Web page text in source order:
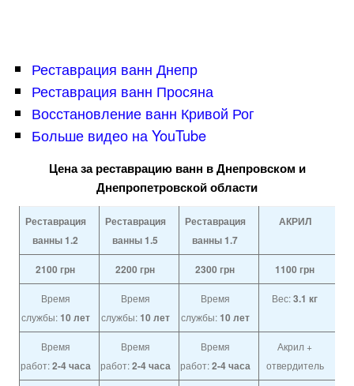
Реставрация ванн Днепр
Реставрация ванн Просяна
Восстановление ванн Кривой Рог
Больше видео на YouTube
Цена за реставрацию ванн в Днепровском и
Днепропетровской области
Реставрация
ванны 1.2
Реставрация
ванны 1.5
Реставрация
ванны 1.7
АКРИЛ
2100 грн 2200 грн 2300 грн 1100 грн
Время
службы:10 лет
Время
службы:10 лет
Время
службы:10 лет
Вес:3.1 кг
Время
работ:2-4 часа
Время
работ:2-4 часа
Время
работ:2-4 часа
Акрил +
отвердитель